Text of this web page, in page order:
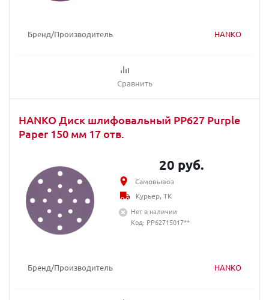
Бренд/Производитель HANKO
Сравнить
HANKO Диск шлифовальный PP627 Purple
Paper 150 мм 17 отв.
Бренд/Производитель HANKO
20 руб.
Самовывоз
Курьер, ТК
Нет в наличии
Код: PP62715017**